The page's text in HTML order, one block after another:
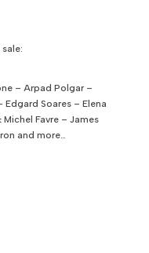
– Arpad Polgar –
Soares – Elena
Favre – James
and more…